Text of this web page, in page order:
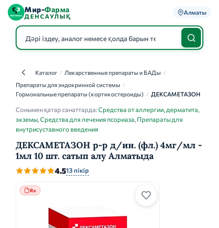
Мир-Фарма
ДЕНСАУЛЫҚ
Алматы
КаталогКаталог / Лекарственные препараты и БАДы /
Препараты для эндокринной системы /
Гормональные препараты (кортикостероиды) / ДЕКСАМЕТАЗОН
Сонымен қатар санаттарда:Средства от аллергии, дерматита,
экземы,Средства для лечения псориаза, Препараты для
внутрисуставного введения
ДЕКСАМЕТАЗОН р-р д/ин. (фл.) 4мг/мл -
1мл 10 шт. сатып алу Алматыда
4.513 пікір
Rx